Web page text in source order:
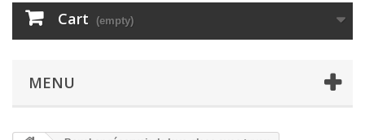
Cart (empty)
MENU